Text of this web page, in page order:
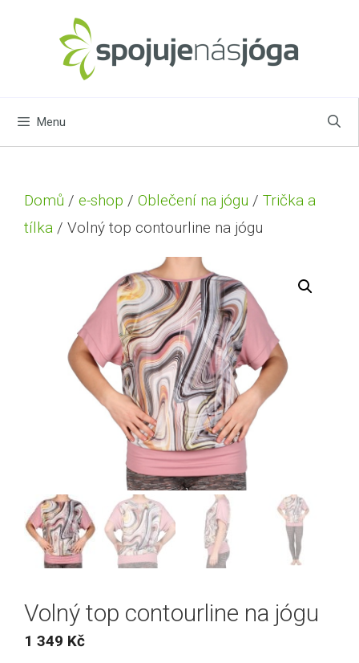
Menu
Domů / e-shop / Oblečení na jógu / Trička a
tílka / Volný top contourline na jógu
Volný top contourline na jógu
1 349 Kč